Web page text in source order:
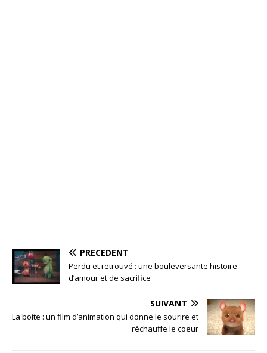
PRÉCÉDENT
Perdu et retrouvé : une bouleversante histoire
d’amour et de sacrifice
SUIVANT
La boite : un film d’animation qui donne le sourire et
réchauffe le coeur